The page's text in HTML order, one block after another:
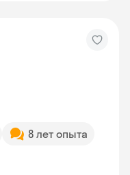
8 лет опыта